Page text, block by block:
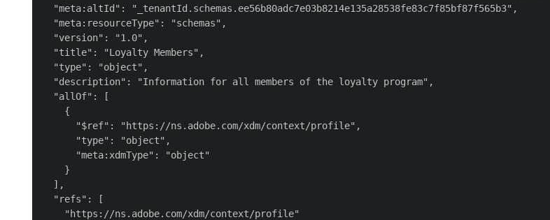
  "meta:altId": "_tenantId.schemas.ee56b80adc7e03b8214e135a28538fe83c7f85bf87f565b3",
  "meta:resourceType": "schemas",
  "version": "1.0",
  "title": "Loyalty Members",
  "type": "object",
  "description": "Information for all members of the loyalty program",
  "allOf": [
    {
      "$ref": "https://ns.adobe.com/xdm/context/profile",
      "type": "object",
      "meta:xdmType": "object"
    }
  ],
  "refs": [
    "https://ns.adobe.com/xdm/context/profile"